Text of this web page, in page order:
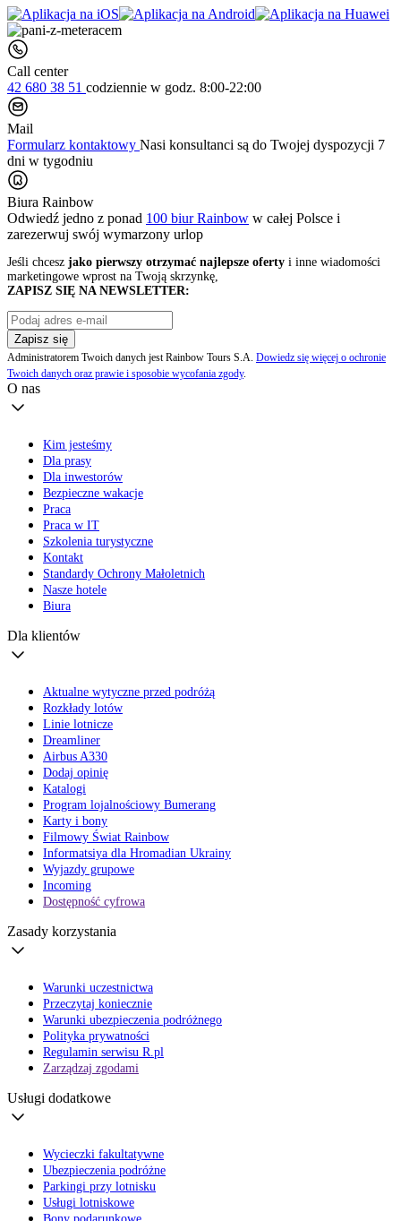
Call center
42 680 38 51 codziennie w godz. 8:00-22:00
Mail
Formularz kontaktowy Nasi konsultanci są do Twojej dyspozycji 7
dni w tygodniu
Biura Rainbow
Odwiedź jedno z ponad 100 biur Rainbow w całej Polsce i
zarezerwuj swój wymarzony urlop
Jeśli chcesz jako pierwszy otrzymać najlepsze oferty i inne wiadomości
marketingowe wprost na Twoją skrzynkę,
ZAPISZ SIĘ NA NEWSLETTER:
Zapisz się
Administratorem Twoich danych jest Rainbow Tours S.A. Dowiedz się więcej o ochronie
Twoich danych oraz prawie i sposobie wycofania zgody.
O nas
Kim jesteśmy
Dla prasy
Dla inwestorów
Bezpieczne wakacje
Praca
Praca w IT
Szkolenia turystyczne
Kontakt
Standardy Ochrony Małoletnich
Nasze hotele
Biura
Dla klientów
Aktualne wytyczne przed podróżą
Rozkłady lotów
Linie lotnicze
Dreamliner
Airbus A330
Dodaj opinię
Katalogi
Program lojalnościowy Bumerang
Karty i bony
Filmowy Świat Rainbow
Informatsiya dla Hromadian Ukrainy
Wyjazdy grupowe
Incoming
Dostępność cyfrowa
Zasady korzystania
Warunki uczestnictwa
Przeczytaj koniecznie
Warunki ubezpieczenia podróżnego
Polityka prywatności
Regulamin serwisu R.pl
Zarządzaj zgodami
Usługi dodatkowe
Wycieczki fakultatywne
Ubezpieczenia podróżne
Parkingi przy lotnisku
Usługi lotniskowe